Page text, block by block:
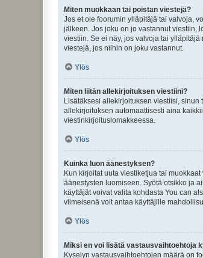
Miten muokkaan tai poistan viestejä?
Jos et ole foorumin ylläpitäjä tai valvoja,
jälkeen. Jos joku on jo vastannut viestiin,
viestiin. Se ei näy, jos valvoja tai
viestejä, jos niihin on joku vastannut.
Ylös
Miten liitän allekirjoituksen viestiini?
Lisätäksesi allekirjoituksen viestiisi,
allekirjoituksen automaattisesti aina
viestinkirjoituslomakkeessa.
Ylös
Kuinka luon äänestyksen?
Kun kirjoitat uuta viestiketjua tai
äänestysten luomiseen. Syötä otsikko ja
käyttäjät voivat valita kohdasta You can
viimeisenä voit antaa käyttäjille
Ylös
Miksi en voi lisätä vastausvaihtoehtoja
Kyselyn vastausvaihtoehtojen määrä on